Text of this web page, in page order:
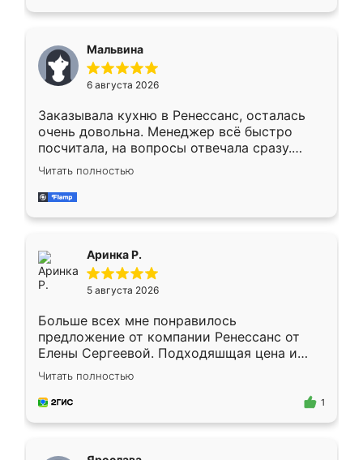
меньше, здесь же он более разнообразный.
Мне нравится ,если что-то потребуется из
мебели буду заказывать только здесь.
Мальвина
6 августа 2026
Заказывала кухню в Ренессанс, осталась
очень довольна. Менеджер всё быстро
посчитала, на вопросы отвечала сразу.
Замерщик приехал в субботу, подошёл к
делу со всей ответственностью. Собрали
за день, ребята работали аккуратно, даже
Читать полностью
Аринка Р.
5 августа 2026
Больше всех мне понравилось
предложение от компании Ренессанс от
Елены Сергеевой. Подходяшщая цена и
короткие сроки изготовления. Приехавший
для замера сотрудник Владислав
предложил по моему эскизу самый
Читать полностью
1